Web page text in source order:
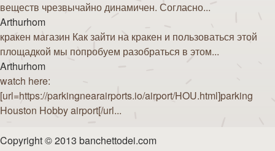
веществ чрезвычайно динамичен. Согласно...
Arthurhom
кракен магазин Как зайти на кракен и пользоваться этой
площадкой мы попробуем разобраться в этом...
Arthurhom
watch here:
[url=https://parkingnearairports.io/airport/HOU.html]parking
Houston Hobby airport[/url...
Copyright © 2013 banchettodei.com